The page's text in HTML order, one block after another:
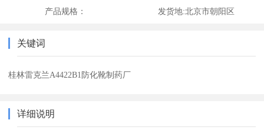
产品规格： 发货地:北京市朝阳区
关键词
桂林雷克兰A4422B1防化靴制药厂
详细说明